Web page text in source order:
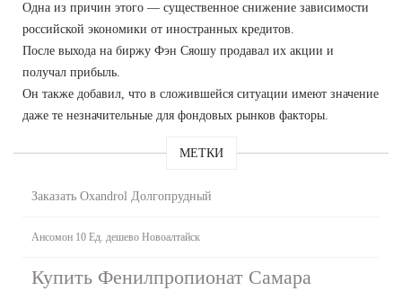
Одна из причин этого — существенное снижение зависимости
российской экономики от иностранных кредитов.
После выхода на биржу Фэн Сяошу продавал их акции и
получал прибыль.
Он также добавил, что в сложившейся ситуации имеют значение
даже те незначительные для фондовых рынков факторы.
МЕТКИ
Заказать Oxandrol Долгопрудный
Ансомон 10 Ед. дешево Новоалтайск
Купить Фенилпропионат Самара